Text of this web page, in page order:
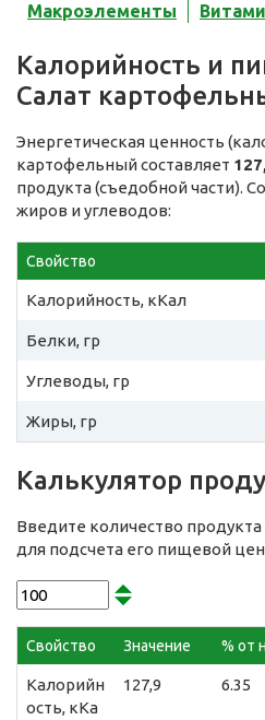
Макроэлементы
Калорийность и
Салат
Энергетическая ценность
картофельный составляет
продукта (съедобной части).
жиров и углеводов:
Свойство
Калорийность, кКал
Белки, гр
Углеводы, гр
Жиры, гр
Калькулятор
Введите количество
для подсчета его пищевой
Свойство Значение % от
Калорийн
ость, кКа
127,9 6.35